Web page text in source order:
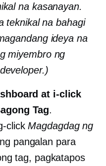
na kasanayan.
teknikal na bahagi
ideya na
miyembro ng
at i-click
Tag.
clickMagdagdag ng
pangalan para
tag, pagkatapos